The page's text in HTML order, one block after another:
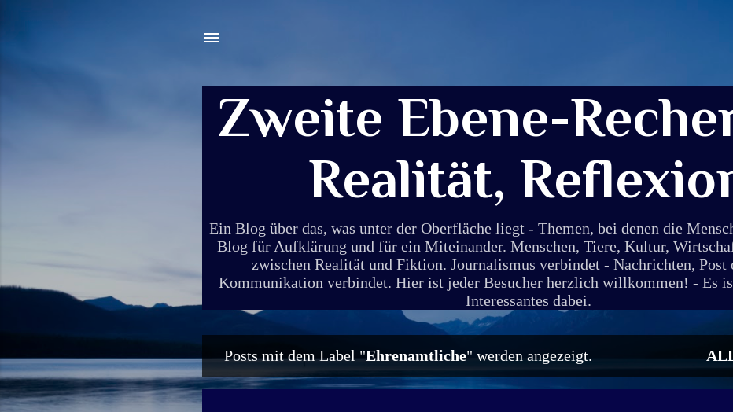
Zweite Ebene-
Realität,
Ein Blog über das, was unter der Oberfläche liegt - Themen, bei denen die
Blog für Aufklärung und für ein Miteinander. Menschen, Tiere, Kultur,
zwischen Realität und Fiktion. Journalismus verbindet - Nachrichten, Post
Kommunikation verbindet. Hier ist jeder Besucher herzlich willkommen! - Es
Interessantes dabei.
P
o
Posts mit dem Label "Ehrenamtliche" werden angezeigt.